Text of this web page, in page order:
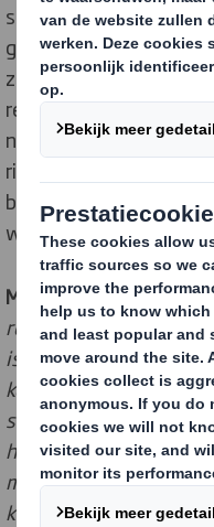
samen te werken met
gemeenschappen,
zo materialen niet
reduceren door slim
natuurlijke bronnen te
richten op CO₂-
biodiversiteit en het
waterverbruik.
Miles Roberts, Group
reageren op de
is het van cruciaal
kern van ons bedrijf
strategie stelt ons in
het hebben van een
meer circulaire
klanten en de bredere